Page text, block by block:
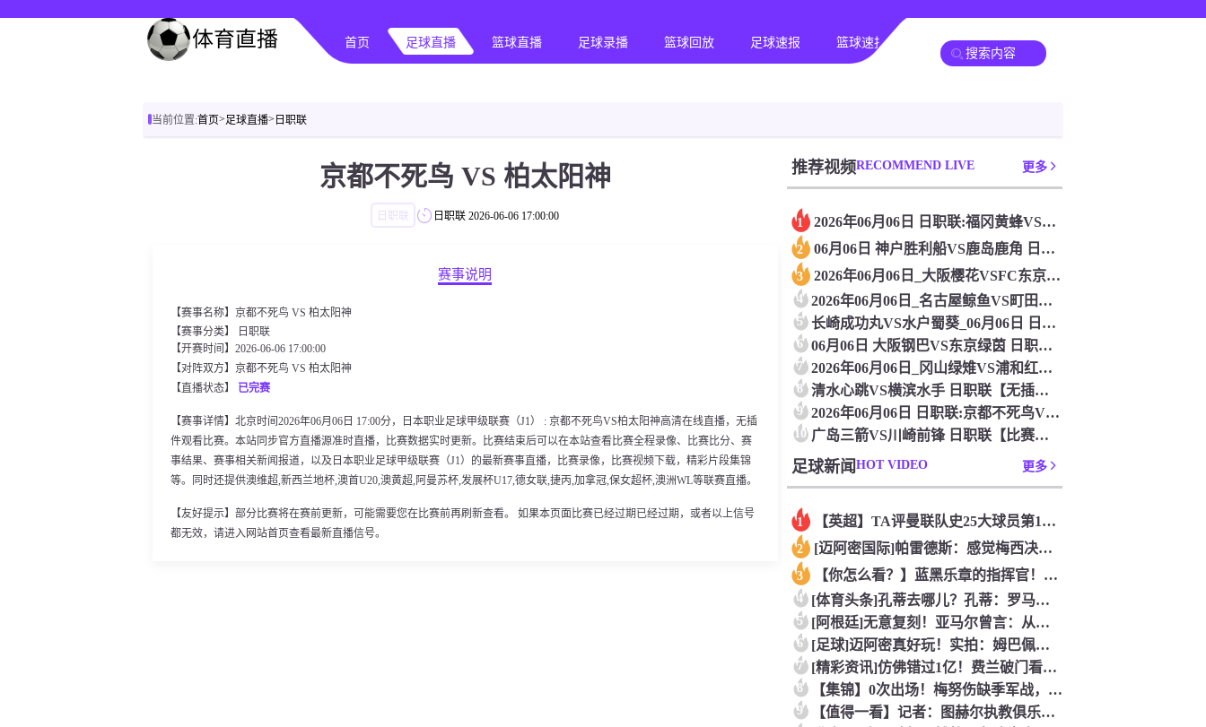
首页 足球直播 篮球直播 足球录播 篮球回放 足球速报 篮球速报 其他赛事
当前位置:首页>足球直播> 日职联
京都不死鸟 VS 柏太阳神
日职联 日职联 2026-06-06 17:00:00
赛事说明
【赛事名称】京都不死鸟 VS 柏太阳神
【赛事分类】
日职联
【开赛时间】2026-06-06 17:00:00
【对阵双方】京都不死鸟 VS 柏太阳神
【直播状态】 已完赛
【赛事详情】北京时间2026年06月06日 17:00分，日本职业足球甲级联赛（J1） : 京都不死鸟VS柏太阳神高清在线直播，无插
件观看比赛。本站同步官方直播源准时直播，比赛数据实时更新。比赛结束后可以在本站查看比赛全程录像、比赛比分、赛
事结果、赛事相关新闻报道，以及日本职业足球甲级联赛（J1）的最新赛事直播，比赛录像，比赛视频下载，精彩片段集锦
等。同时还提供澳维超,新西兰地杯,澳首U20,澳黄超,阿曼苏杯,发展杯U17,德女联,捷丙,加拿冠,保女超杯,澳洲WL等联赛直播。
【友好提示】部分比赛将在赛前更新，可能需要您在比赛前再刷新查看。 如果本页面比赛已经过期已经过期，或者以上信号
都无效，请进入网站首页查看最新直播信号。
推荐视频RECOMMEND LIVE 更多
1 2026年06月06日 日职联:福冈黄蜂VS千叶市原_在线观
2 06月06日 神户胜利船VS鹿岛鹿角 日职联 免费直播
3 2026年06月06日_大阪樱花VSFC东京 日职联直播 在
4 2026年06月06日_名古屋鲸鱼VS町田泽维亚 日职联直播
5 长崎成功丸VS水户蜀葵_06月06日 日职联在线观看比赛
6 06月06日 大阪钢巴VS东京绿茵 日职联 免费直播
7 2026年06月06日_冈山绿雉VS浦和红钻 日职联直播 高
8 清水心跳VS横滨水手 日职联【无插件直播】_2026年06月
9 2026年06月06日 日职联:京都不死鸟VS柏太阳神_无插
10 广岛三箭VS川崎前锋 日职联【比赛直播】_2026年06月0
足球新闻 HOT VIDEO 更多
1 【英超】TA评曼联队史25大球员第12：“巴斯比宝贝”的绝佳
2 [迈阿密国际]帕雷德斯：感觉梅西决定了决赛是国家队最后一战，
3 【你怎么看？】蓝黑乐章的指挥官！优雅的波兰中场节拍器！
4 [体育头条]孔蒂去哪儿？孔蒂：罗马诺你小子给我管住嘴哈！
5 [阿根廷]无意复刻！亚马尔曾言：从没想过成为梅西，也不会穿他
6 [足球]迈阿密真好玩！实拍：姆巴佩和女友被路人拍到在夜店狂欢
7 [精彩资讯]仿佛错过1亿！费兰破门看台的西班牙传奇欢呼，拉莫
8 【集锦】0次出场！梅努伤缺季军战，整届1分钟没踢无缘世界杯首
9 【值得一看】记者：图赫尔执教俱乐部是淘汰赛专家，但在真正压力